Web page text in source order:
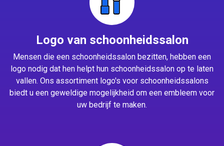
Logo van schoonheidssalon
Mensen die een schoonheidssalon bezitten, hebben een
logo nodig dat hen helpt hun schoonheidssalon op te laten
vallen. Ons assortiment logo's voor schoonheidssalons
biedt u een geweldige mogelijkheid om een embleem voor
uw bedrijf te maken.